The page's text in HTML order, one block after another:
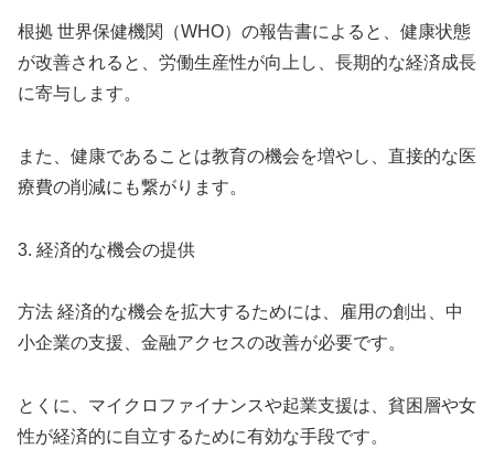
根拠 世界保健機関（WHO）の報告書によると、健康状態
が改善されると、労働生産性が向上し、長期的な経済成長
に寄与します。
また、健康であることは教育の機会を増やし、直接的な医
療費の削減にも繋がります。
3. 経済的な機会の提供
方法 経済的な機会を拡大するためには、雇用の創出、中
小企業の支援、金融アクセスの改善が必要です。
とくに、マイクロファイナンスや起業支援は、貧困層や女
性が経済的に自立するために有効な手段です。